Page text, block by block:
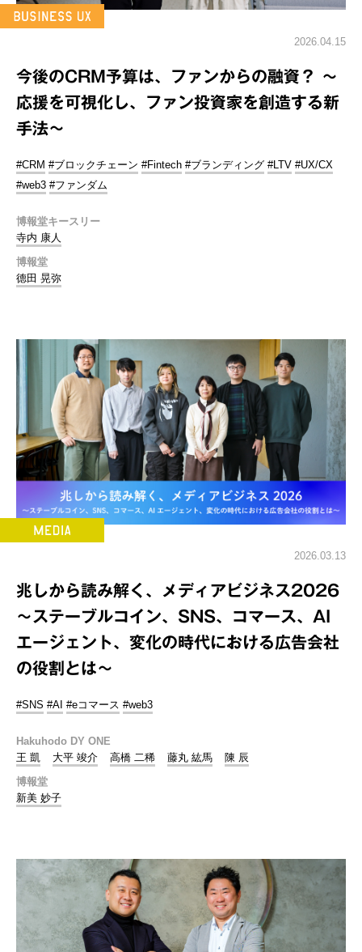
2026.04.15
今後のCRM予算は、ファンからの融資？ ～
応援を可視化し、ファン投資家を創造する新
手法～
#CRM #ブロックチェーン #Fintech #ブランディング #LTV #UX/CX
#web3 #ファンダム
博報堂キースリー
寺内 康人
博報堂
德田 晃弥
2026.03.13
兆しから読み解く、メディアビジネス2026
～ステーブルコイン、SNS、コマース、AI
エージェント、変化の時代における広告会社
の役割とは～
#SNS #AI #eコマース #web3
Hakuhodo DY ONE
王 凱
大平 竣介 高橋 二稀 藤丸 紘馬
陳 辰
博報堂
新美 妙子